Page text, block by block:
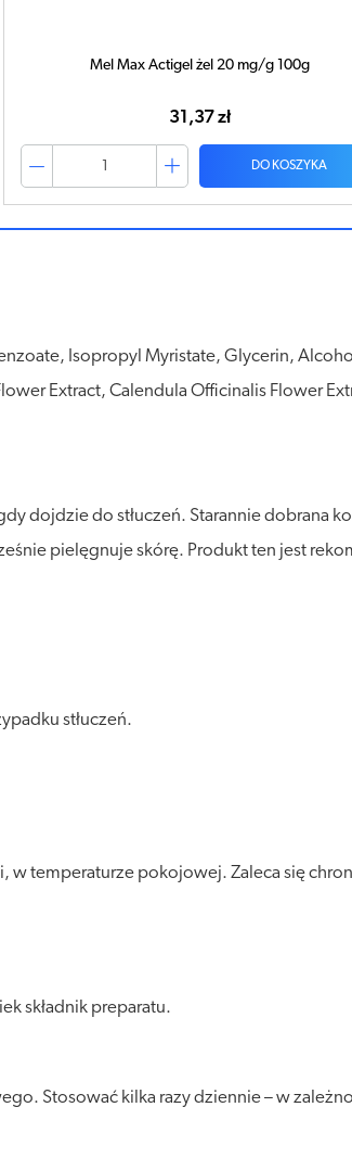
Mel Max Actigel żel 20 mg/g 180g
53,30 zł
DO KOSZYKA
Isopropyl Myristate, Glycerin,
Extract, Calendula Officinalis Flower
dojdzie do stłuczeń. Starannie dobrana
pielęgnuje skórę. Produkt ten jest
stłuczeń.
temperaturze pokojowej. Zaleca się
składnik preparatu.
Stosować kilka razy dziennie – w